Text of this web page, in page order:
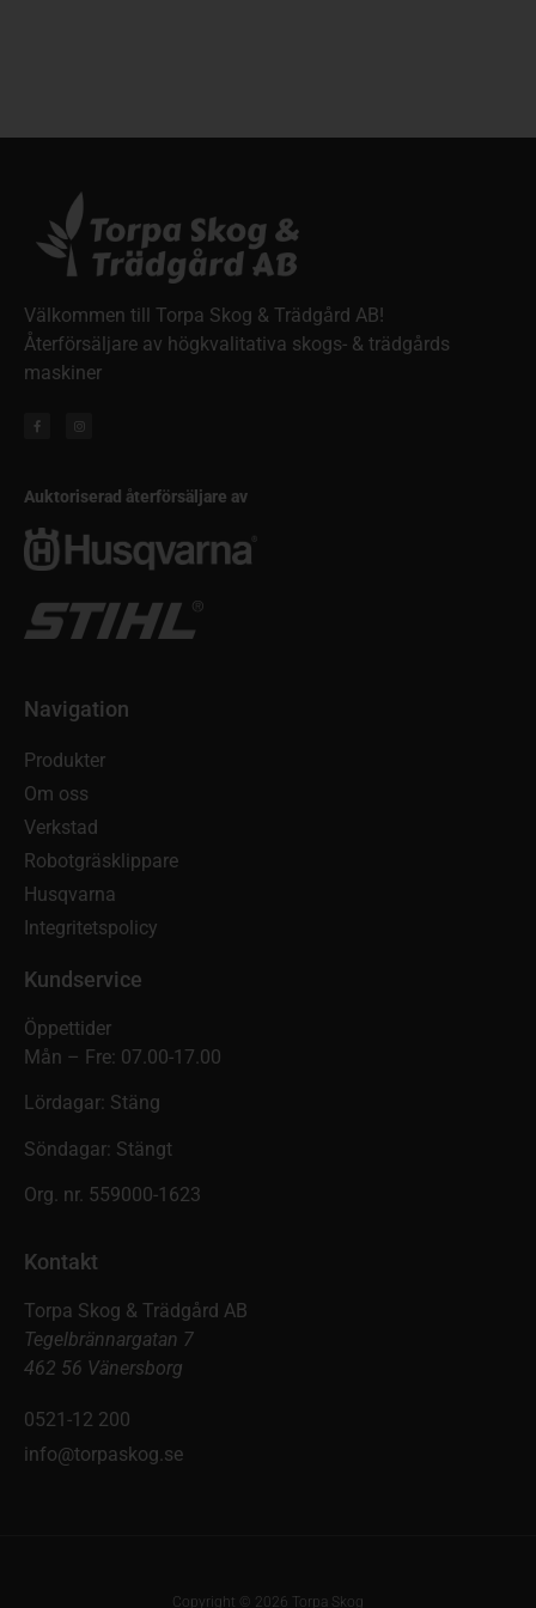
Välkommen till Torpa Skog & Trädgård AB!
Återförsäljare av högkvalitativa skogs- & trädgårds
maskiner
Auktoriserad återförsäljare av
Navigation
Produkter
Om oss
Verkstad
Robotgräsklippare
Husqvarna
Integritetspolicy
Kundservice
Öppettider
Mån – Fre: 07.00-17.00
Lördagar: Stäng
Söndagar: Stängt
Org. nr. 559000-1623
Kontakt
Torpa Skog & Trädgård AB
Tegelbrännargatan 7
462 56 Vänersborg
0521-12 200
info@torpaskog.se
Copyright © 2026 Torpa Skog